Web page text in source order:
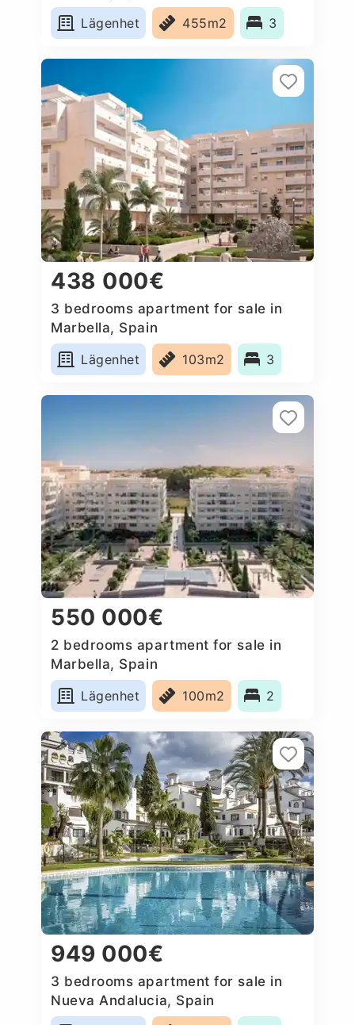
Lägenhet
455m2 3
438 000€
3 bedrooms apartment for sale in
Marbella, Spain
Lägenhet
103m2 3
550 000€
2 bedrooms apartment for sale in
Marbella, Spain
Lägenhet
100m2 2
949 000€
3 bedrooms apartment for sale in
Nueva Andalucia, Spain